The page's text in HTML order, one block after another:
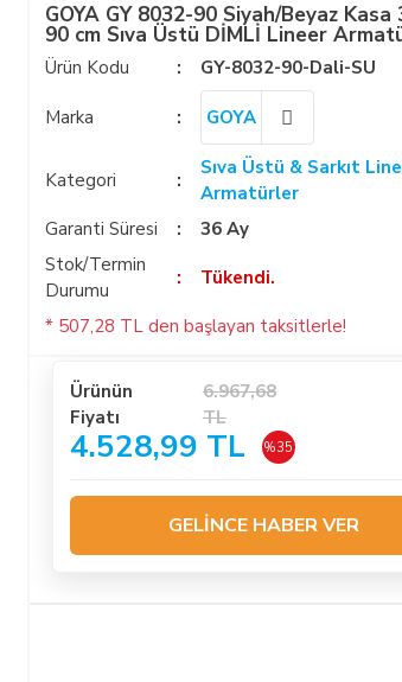
GOYA GY 8032-90 Siyah/Beyaz
90 cm Sıva Üstü DİMLİ Lineer
Ürün Kodu GY-8032-90-Dali-SU
Marka GOYA
Kategori
Sıva Üstü & Sarkıt
Armatürler
Garanti Süresi
36 Ay
Stok/Termin
Durumu
Tükendi.
* 507,28 TL den başlayan taksitlerle!
Ürünün
Fiyatı
6.967,68
TL
4.528,99 TL %35
GELİNCE HABER VER